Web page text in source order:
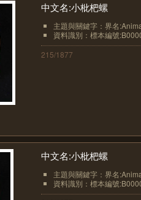
中文名:小枇杷螺
主題與關鍵字：界名
資料識別：標本編號
215/1877
中文名:小枇杷螺
主題與關鍵字：界名
資料識別：標本編號